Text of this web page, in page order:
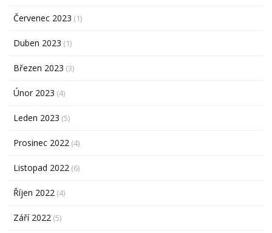
Červenec 2023 (1)
Duben 2023 (1)
Březen 2023 (3)
Únor 2023 (4)
Leden 2023 (5)
Prosinec 2022 (4)
Listopad 2022 (6)
Říjen 2022 (4)
Září 2022 (5)